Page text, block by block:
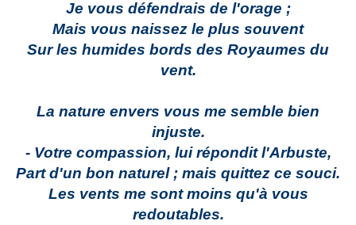
Je vous défendrais de l'orage ;
Mais vous naissez le plus souvent
Sur les humides bords des Royaumes du
vent.
La nature envers vous me semble bien
injuste.
- Votre compassion, lui répondit l'Arbuste,
Part d'un bon naturel ; mais quittez ce souci.
Les vents me sont moins qu'à vous
redoutables.